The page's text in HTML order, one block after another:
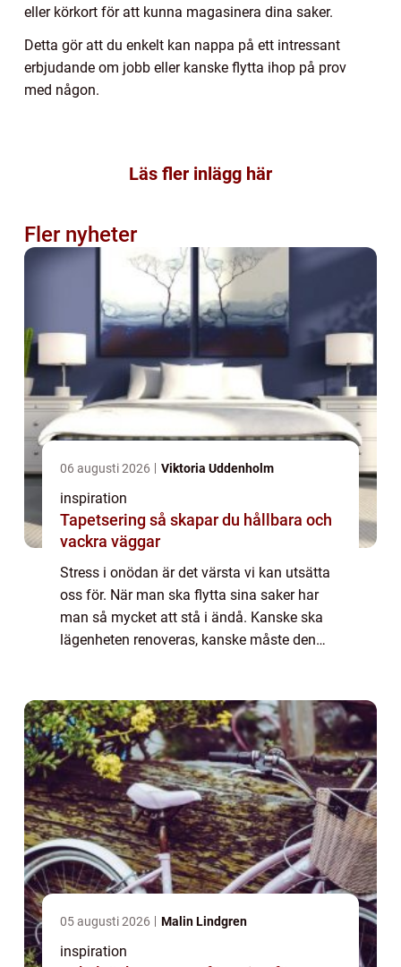
eller körkort för att kunna magasinera dina saker.
Detta gör att du enkelt kan nappa på ett intressant
erbjudande om jobb eller kanske flytta ihop på prov
med någon.
Läs fler inlägg här
Fler nyheter
06 augusti 2026 Viktoria Uddenholm
inspiration
Tapetsering så skapar du hållbara och
vackra väggar
Stress i onödan är det värsta vi kan utsätta
oss för. När man ska flytta sina saker har
man så mycket att stå i ändå. Kanske ska
lägenheten renoveras, kanske måste den
05 augusti 2026 Malin Lindgren
inspiration